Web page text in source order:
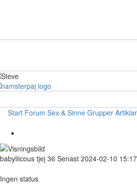
Start Forum Sex & Sinne Grupper Artiklar
babyliicous tjej 36 Senast 2024-02-10 15:17
Ingen status